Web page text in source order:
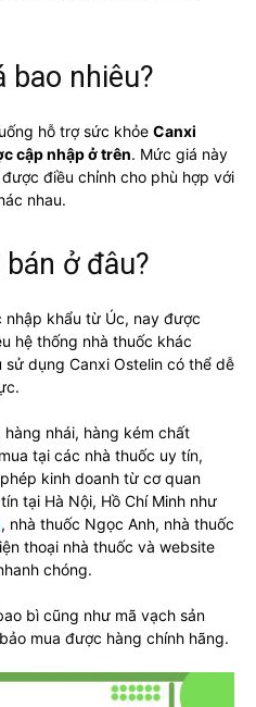
bao nhiêu?
hỗ trợ sức khỏe Canxi
cập nhập ở trên. Mức giá này
điều chỉnh cho phù hợp với
nhau.
ở đâu?
nhập khẩu từ Úc, nay được
hệ thống nhà thuốc khác
sử dụng Canxi Ostelin có thể dễ
nhái, hàng kém chất
tại các nhà thuốc uy tín,
kinh doanh từ cơ quan
tại Hà Nội, Hồ Chí Minh như
, nhà thuốc Ngọc Anh, nhà thuốc
thoại nhà thuốc và website
chóng.
bì cũng như mã vạch sản
mua được hàng chính hãng.